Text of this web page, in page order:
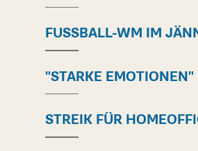
FUSSBALL-WM IM
"STARKE EMOTIONEN"
STREIK FÜR